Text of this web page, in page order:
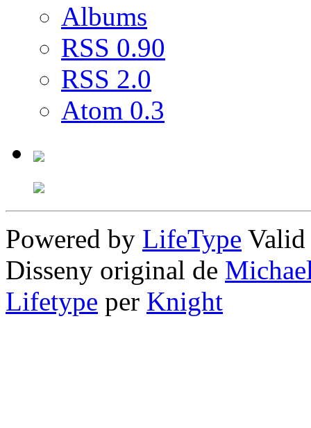
Albums
RSS 0.90
RSS 2.0
Atom 0.3
Powered by LifeType
Disseny original de
Lifetype per Knight